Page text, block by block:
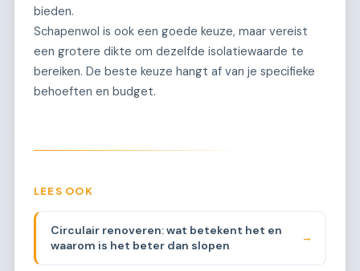
bieden.
Schapenwol is ook een goede keuze, maar vereist
een grotere dikte om dezelfde isolatiewaarde te
bereiken. De beste keuze hangt af van je specifieke
behoeften en budget.
LEES OOK
Circulair renoveren: wat betekent het en
waarom is het beter dan slopen
→